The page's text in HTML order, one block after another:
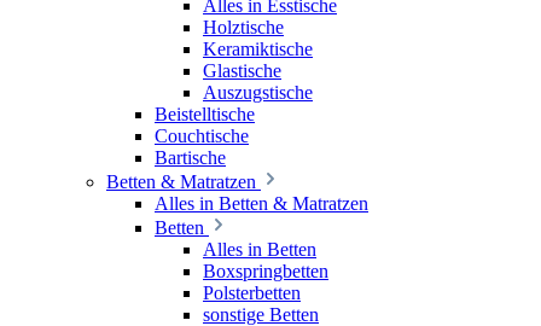
Alles in Esstische
Holztische
Keramiktische
Glastische
Auszugstische
Beistelltische
Couchtische
Bartische
Betten & Matratzen
Alles in Betten & Matratzen
Betten
Alles in Betten
Boxspringbetten
Polsterbetten
sonstige Betten